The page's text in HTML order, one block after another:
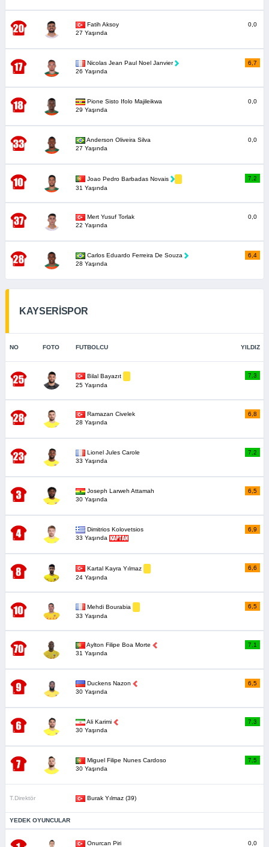
Fatih Aksoy
27 Yaşında
0,0
Nicolas Jean Paul Noel Janvier
26 Yaşında
6,7
Pione Sisto Ifolo Majileikwa
29 Yaşında
0,0
Anderson Oliveira Silva
27 Yaşında
0,0
Joao Pedro Barbadas Novais
31 Yaşında
7,2
Mert Yusuf Torlak
22 Yaşında
0,0
Carlos Eduardo Ferreira De Souza
28 Yaşında
6,4
KAYSERİSPOR
NO FOTO FUTBOLCU YILDIZ
Bilal Bayazıt
25 Yaşında
7,3
Ramazan Civelek
28 Yaşında
6,8
Lionel Jules Carole
33 Yaşında
7,2
Joseph Larweh Attamah
30 Yaşında
6,5
Dimitrios Kolovetsios
33 Yaşında
6,9
Kartal Kayra Yılmaz
24 Yaşında
6,6
Mehdi Bourabia
33 Yaşında
6,5
Aylton Filipe Boa Morte
31 Yaşında
7,1
Duckens Nazon
30 Yaşında
6,5
Ali Karimi
30 Yaşında
7,3
Miguel Filipe Nunes Cardoso
30 Yaşında
7,5
T.Direktör Burak Yılmaz (39)
YEDEK OYUNCULAR
Onurcan Piri
0,0